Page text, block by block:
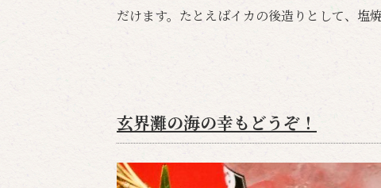
だけます。たとえばイカの後造りとして、塩
玄界灘の海の幸もどうぞ！